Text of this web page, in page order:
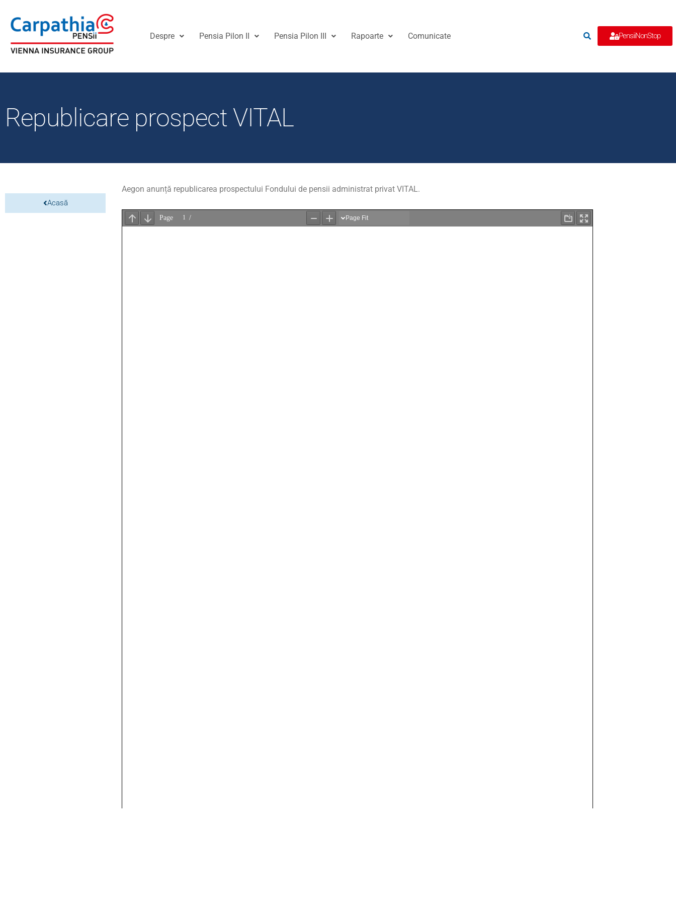
Despre Pensia Pilon II Pensia Pilon III Rapoarte Comunicate PensiiNonStop
Republicare prospect VITAL
Acasă
Aegon anunță republicarea prospectului Fondului de pensii administrat privat VITAL.